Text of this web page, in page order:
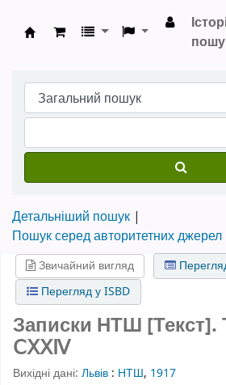
Бібліотека НТШ ›
Детальніший пошук
Пошук серед авторитетних джерел
Звичайний вигляд
Перегляд у ISBD
Записки НТШ [Текст].
ⅭⅩⅩⅣ
Вихідні дані: Львів : НТШ, 1917